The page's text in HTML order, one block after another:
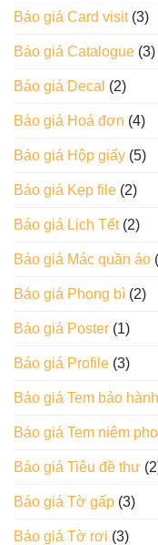
Báo giá Card visit(3)
Báo giá Catalogue (3)
Báo giá Decal (2)
Báo giá Hoá đơn (4)
Báo giá Hộp giấy (5)
Báo giá Kẹp file (2)
Báo giá Lịch Tết(2)
Báo giá Mác quần áo
Báo giá Phong bì (2)
Báo giá Poster (1)
Báo giá Profile (3)
Báo giá Tem bảo hành
Báo giá Tem niêm
Báo giá Tiêu đề thư
Báo giá Tờ gấp (3)
Báo giá Tờ rơi (3)